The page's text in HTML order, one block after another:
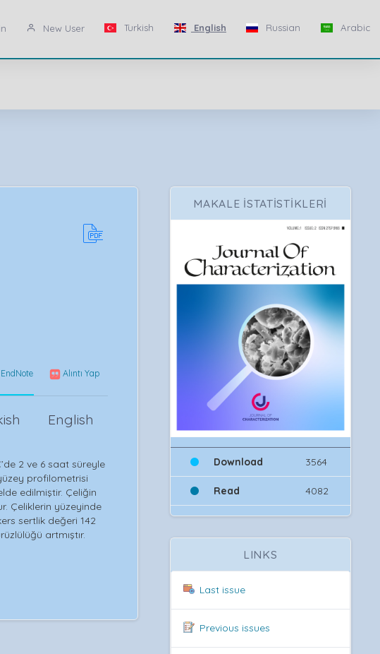
New User Turkish English Russian Arabic
EndNote Alıntı Yap
English
2 ve 6 saat süreyle
profilometrisi
edilmiştir. Çeliğin
Çeliklerin yüzeyinde
sertlik değeri 142
artmıştır.
MAKALE İSTATİSTİKLERİ
Download 3564
Read 4082
LINKS
Last issue
Previous issues